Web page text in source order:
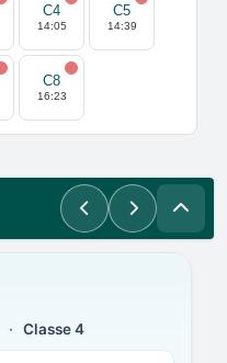
C4
14:05
C5
14:39
C8
16:23
PrécédentSuivant
Classe 4